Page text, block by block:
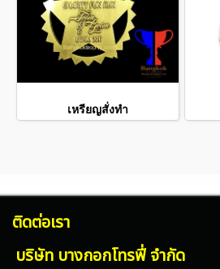
เหรียญสั่งทำ
ติดต่อเรา
บริษัท บางกอกโทรฟี่ จำกัด